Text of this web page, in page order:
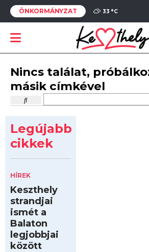
ÖNKORMÁNYZAT 33 °C
Nincs találat,
másik címkével
Legújabb
cikkek
HÍREK
Keszthely
strandjai
ismét a
Balaton
legjobbjai
között